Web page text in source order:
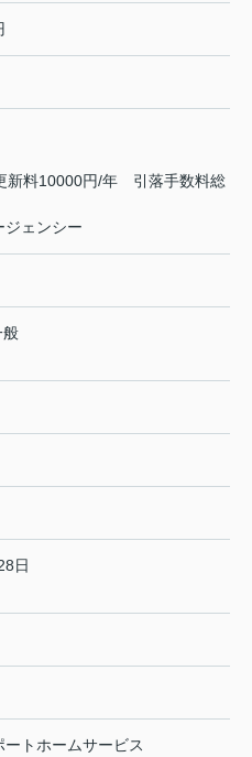
料10000円/年 引落手数料総
ジェンシー
般
日
トホームサービス